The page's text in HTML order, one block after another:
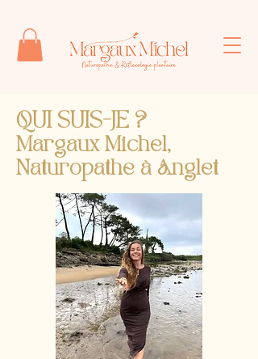
QUI SUIS-JE ?
Margaux Michel,
Naturopathe à Anglet